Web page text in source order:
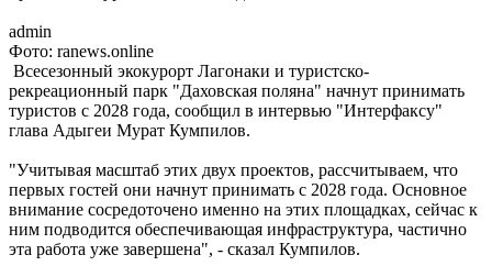
admin
Фото: ranews.online
Всесезонный экокурорт Лагонаки и туристско-
рекреационный парк "Даховская поляна" начнут принимать
туристов с 2028 года, сообщил в интервью "Интерфаксу"
глава Адыгеи Мурат Кумпилов.
"Учитывая масштаб этих двух проектов, рассчитываем, что
первых гостей они начнут принимать с 2028 года. Основное
внимание сосредоточено именно на этих площадках, сейчас к
ним подводится обеспечивающая инфраструктура, частично
эта работа уже завершена", - сказал Кумпилов.